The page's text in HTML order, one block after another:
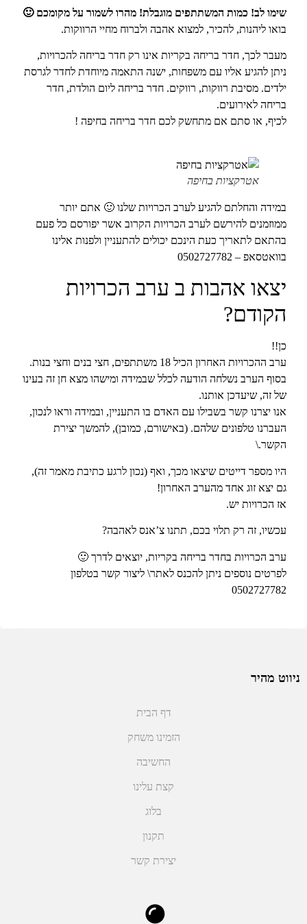
שימו לב! כמות המשתתפים מוגבלת! מהרו לשמור על מקומכם 🙂
בואו ליהנות, להכיר, למצוא אהבה ולברוח מחיי הרווקות.
מעבר לכך, חדר בריחה בקריות אינו רק חדר בריחה להכרויות,
ניתן להגיע אליו עם משפחות, ישנה התאמה מיוחדת לחדר לגרסת
ילדים. מסיבת רווקות, רווקים. חדר בריחה ליום הולדת, חדר
בריחה לאירועים.
לכיף, או סתם אם מתחשק לכם חדר בריחה בחיפה !
אטרקציות בחיפה
במידה והחלתם להגיע לערב הכרויות שלנו 🙂 אתם יותר
ממוזמנים להירשם לערב הכרויות הקרוב אשר יפורסם כל פעם
בהתאם לתאריך כעת הינכם יכולים להתעניין ולפנות אלינו
בוואטסאפ – 0502727782
יצאו אהבות ב ערב הכרויות
הקודם?
כן!!
ערב ההכרויות האחרון הכיל 18 משתתפים, חצי בנים וחצי בנות.
בסוף הערב נשלחה הודעה לכלל שבמידה ומישהו מצא חן זה בעינו
של זה, שיעדכן אותנו.
אנו יצרנו קשר בשבילו עם האדם בו התעניין, ובמידה וראו לנכון,
העברנו טלפונים שלהם. (באישורם, כמובן), להמשך יצירת
הקשר.\
היו מספר דייטים שיצאו מכך, ואף (נכון לרגע כתיבת מאמר זה),
גם יצא זוג אחד מהערב האחרון!
אז הכרויות יש.
עכשיו, זה רק תלוי בכם, תתנו צ’אנס לאהבה?
ערב הכרויות בחדר בריחה בקריות, יוצאים לדרך 🙂
לפרטים נוספים ניתן להכנס לאתר\ ליצור קשר בטלפון
0502727782
ניווט מהיר
דף הבית
הזמינו משחק
החשיבה
קצת עלינו
בלוג
תקנון
יצירת קשר